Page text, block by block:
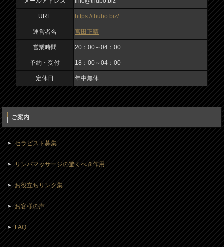
私は、ロボットではありません
定休日
年中無休
URL https://thubo.biz/
運営者名 宮田正晴
営業時間 20：00～04：00
予約・受付 18：00～04：00
定休日 年中無休
ご案内
セラピスト募集
リンパマッサージの驚くべき作用
お役立ちリンク集
お客様の声
FAQ